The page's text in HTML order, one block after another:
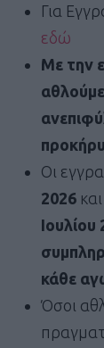
Για
εδώ
Με την
Οι
2026
κάθε
Όσοι